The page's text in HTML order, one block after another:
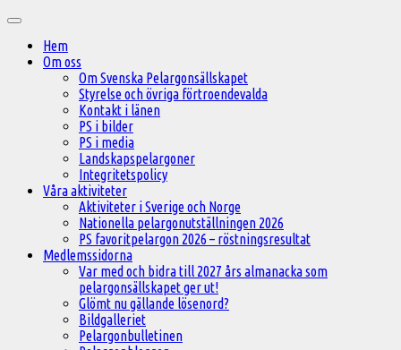
innehåll
Huvudmeny
Hem
Om oss
Om Svenska Pelargonsällskapet
Styrelse och övriga förtroendevalda
Kontakt i länen
PS i bilder
PS i media
Landskapspelargoner
Integritetspolicy
Våra aktiviteter
Aktiviteter i Sverige och Norge
Nationella pelargonutställningen 2026
PS favoritpelargon 2026 – röstningsresultat
Medlemssidorna
Var med och bidra till 2027 års almanacka som
pelargonsällskapet ger ut!
Glömt nu gällande lösenord?
Bildgalleriet
Pelargonbulletinen